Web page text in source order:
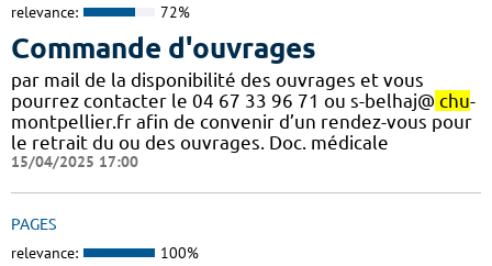
relevance: 72%
Commande d'ouvrages
par mail de la disponibilité des ouvrages et vous
pourrez contacter le 04 67 33 96 71 ou s-belhaj@ chu-
montpellier.fr afin de convenir d’un rendez-vous pour
le retrait du ou des ouvrages. Doc. médicale
15/04/2025 17:00
PAGES
relevance: 100%